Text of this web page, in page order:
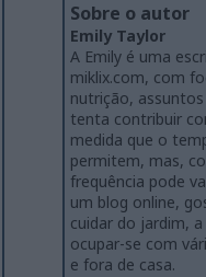
Sobre o autor
Emily Taylor
A Emily é uma
miklix.com, com
nutrição, assuntos
tenta contribuir
medida que o
permitem, mas,
frequência pode
um blog online,
cuidar do jardim,
ocupar-se com
e fora de casa.